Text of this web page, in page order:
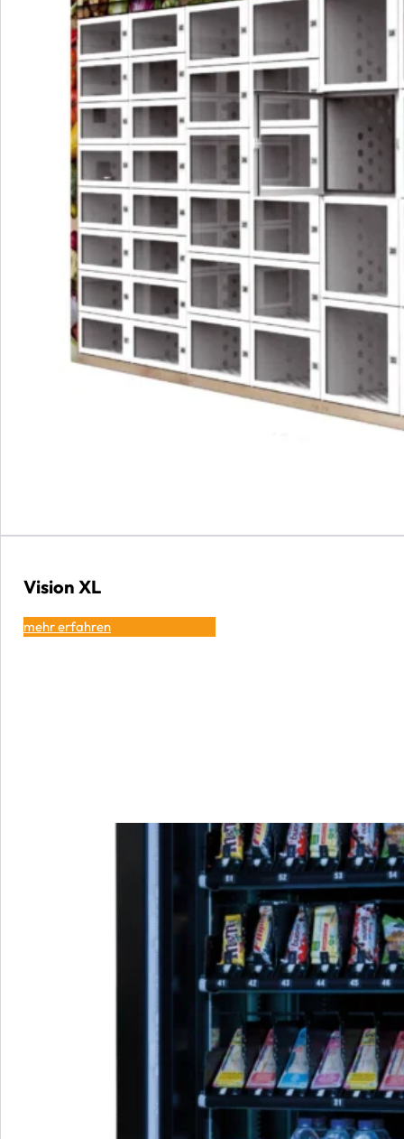
Vision XL
mehr erfahren